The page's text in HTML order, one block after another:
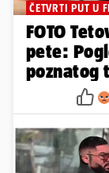
ČETVRTI PUT U
FOTO
pete:
poznatog